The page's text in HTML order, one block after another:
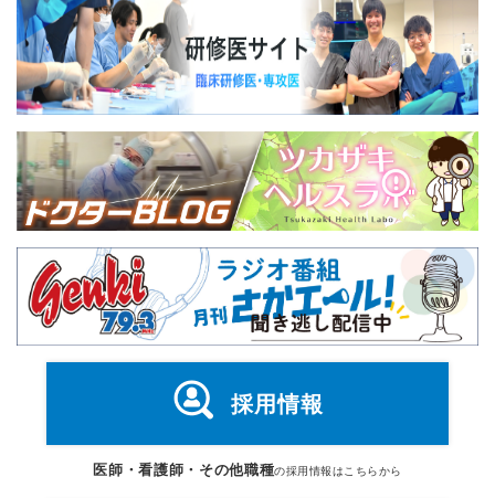
採用情報
医師・看護師・その他職種の採用情報はこちらから